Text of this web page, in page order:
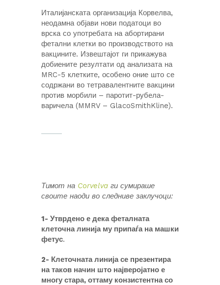
Италијанската организација Корвелва,
неодамна објави нови податоци во
врска со употребата на абортирани
фетални клетки во производството на
вакцините. Извештајот ги прикажува
добиените резултати од анализата на
MRC-5 клетките, особено оние што се
содржани во тетравалентните вакцини
против морбили – паротит-рубела-
варичела (MMRV – GlacoSmithKline).
Тимот на Corvelva ги сумираше
своите наоди во следниве заклучоци:
1- Утврдено е дека феталната
клеточна линија му припаѓа на машки
фетус.
2- Клеточната линија се презентира
на таков начин што најверојатно е
многу стара, оттаму конзистентна со